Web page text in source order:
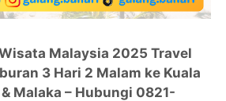
Malaysia 2025 Travel
3 Hari 2 Malam ke Kuala
Malaka – Hubungi 0821-